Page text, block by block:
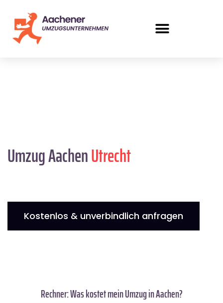
Umzug AachenUtrecht
Kostenlos & unverbindlich anfragen
Rechner: Was kostet mein Umzug in Aachen?